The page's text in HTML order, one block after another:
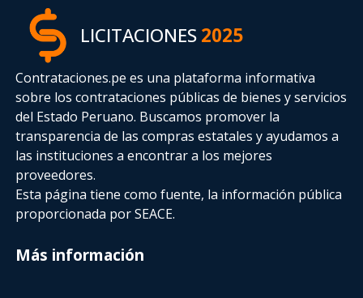
LICITACIONES2025
Contrataciones.pe es una plataforma informativa
sobre los contrataciones públicas de bienes y servicios
del Estado Peruano. Buscamos promover la
transparencia de las compras estatalesy ayudamos a
las instituciones a encontrar a los mejores
proveedores.
Esta página tiene como fuente, la información pública
proporcionada por SEACE.
Más información